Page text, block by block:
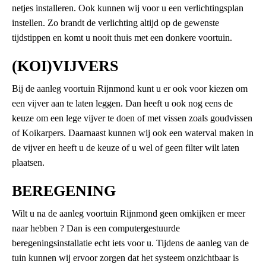
netjes installeren. Ook kunnen wij voor u een verlichtingsplan
instellen. Zo brandt de verlichting altijd op de gewenste
tijdstippen en komt u nooit thuis met een donkere voortuin.
(KOI)VIJVERS
Bij de aanleg voortuin Rijnmond kunt u er ook voor kiezen om
een vijver aan te laten leggen. Dan heeft u ook nog eens de
keuze om een lege vijver te doen of met vissen zoals goudvissen
of Koikarpers. Daarnaast kunnen wij ook een waterval maken in
de vijver en heeft u de keuze of u wel of geen filter wilt laten
plaatsen.
BEREGENING
Wilt u na de aanleg voortuin Rijnmond geen omkijken er meer
naar hebben ? Dan is een computergestuurde
beregeningsinstallatie echt iets voor u. Tijdens de aanleg van de
tuin kunnen wij ervoor zorgen dat het systeem onzichtbaar is